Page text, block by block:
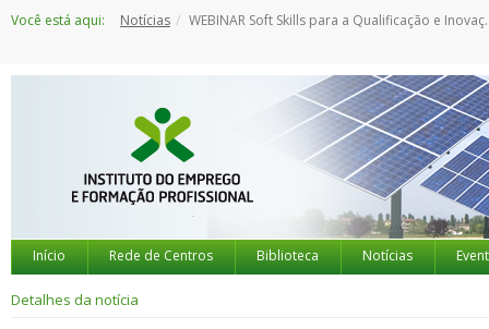
paraVocê está aqui: Notícias WEBINAR Soft Skills para a Qualificação e Inovação
Início Rede de Centros Biblioteca Notícias
Detalhes da notícia